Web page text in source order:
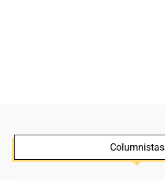
Columnistas